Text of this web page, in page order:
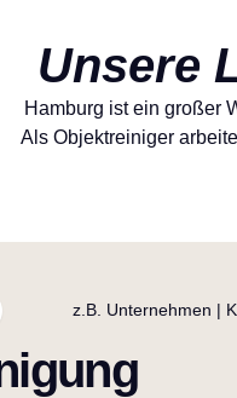
Unsere
Hamburg ist ein großer
Als Objektreiniger
z.B. Unternehmen |